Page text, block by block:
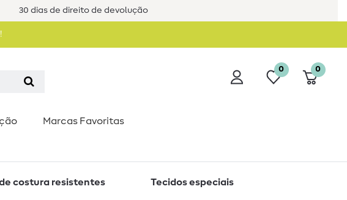
30 dias de direito de devolução
0 0
Marcas Favoritas
costura resistentes Tecidos especiais